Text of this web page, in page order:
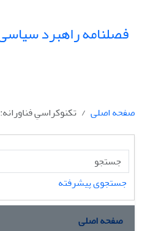
فصلنامه راهبرد
صفحه اصلی تکنوکراسیِ
جستجوی پیشرفته
صفحه اصلی